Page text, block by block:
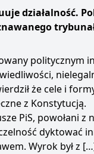
działalność.
politycznym
że cele i
z Konstytucją.
PiS, powołani z
dyktować
Wyrok był z